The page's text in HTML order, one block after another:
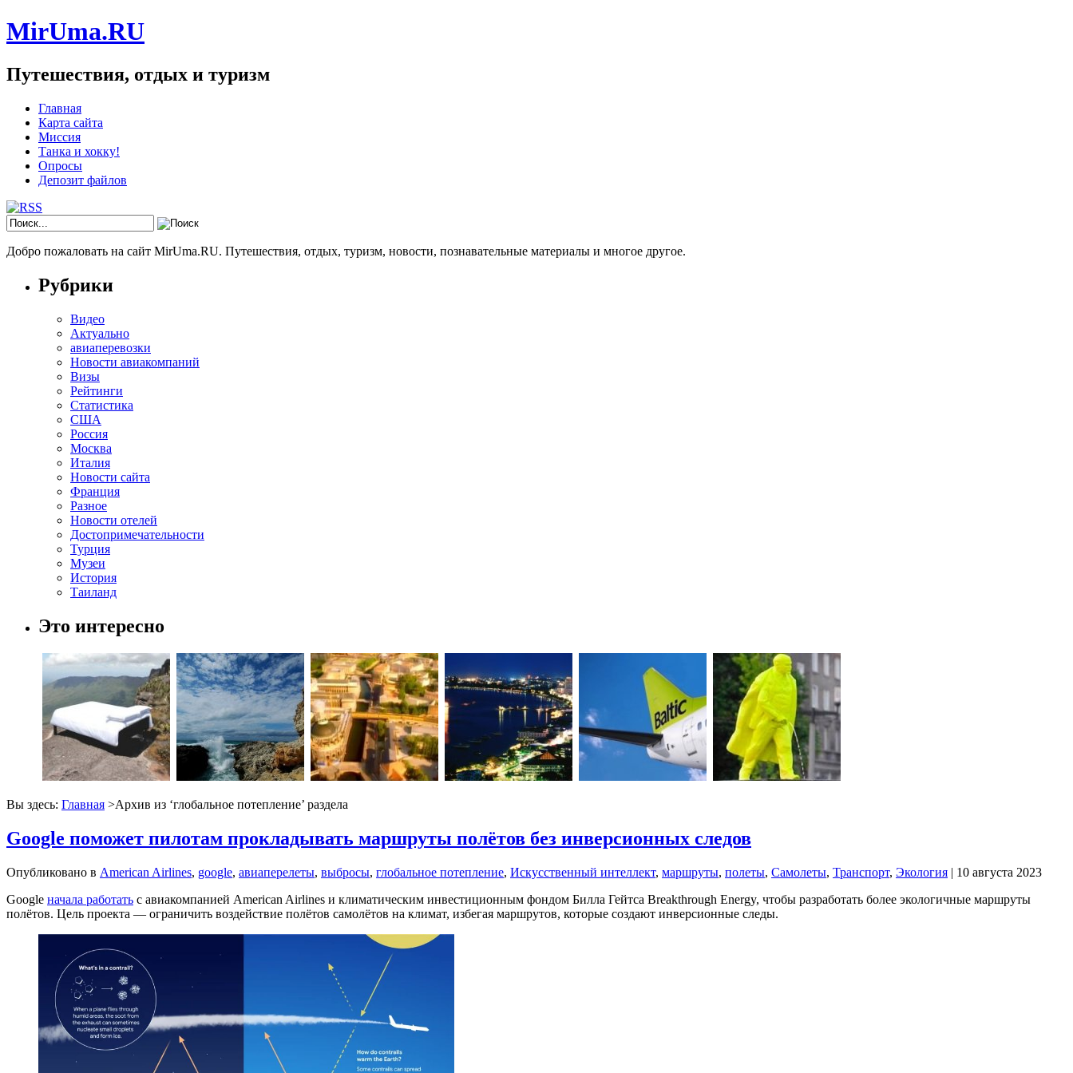
MirUma.RU
Путешествия, отдых и туризм
Главная
Карта сайта
Миссия
Танка и хокку!
Опросы
Депозит файлов
Добро пожаловать на сайт MirUma.RU. Путешествия, отдых, туризм, новости, познавательные материалы и многое другое.
Рубрики
Видео
Актуально
авиаперевозки
Новости авиакомпаний
Визы
Рейтинги
Статистика
США
Россия
Москва
Италия
Новости сайта
Франция
Разное
Новости отелей
Достопримечательности
Турция
Музеи
История
Таиланд
Это интересно
Вы здесь: Главная >Архив из ‘глобальное потепление’ раздела
Google поможет пилотам прокладывать маршруты полётов без инверсионных следов
Опубликовано в American Airlines, google, авиаперелеты, выбросы, глобальное потепление, Искусственный интеллект, маршруты, полеты, Самолеты, Транспорт, Экология | 10 августа 2023
Google начала работать с авиакомпанией American Airlines и климатическим инвестиционным фондом Билла Гейтса Breakthrough Energy, чтобы разработать более экологичные маршруты
полётов. Цель проекта — ограничить воздействие полётов самолётов на климат, избегая маршрутов, которые создают инверсионные следы.